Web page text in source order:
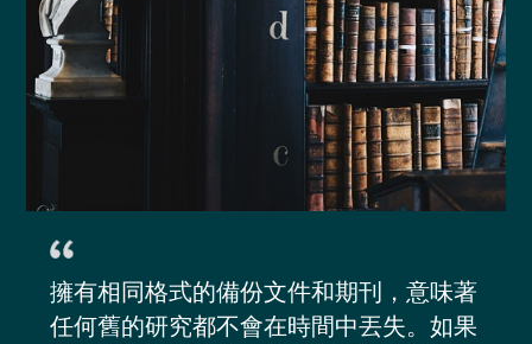
擁有相同格式的備份文件和期刊，意味著
任何舊的研究都不會在時間中丟失。如果